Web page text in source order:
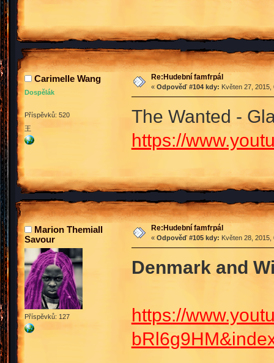
Carimelle Wang
Dospělák
Příspěvků: 520
王
Re:Hudební famfrpál
« Odpověď #104 kdy: Květen 27, 2015,
The Wanted -
https://
Marion Themiall
Savour
Příspěvků: 127
Re:Hudební famfrpál
« Odpověď #105 kdy: Květen 28,
Denmark and
https://